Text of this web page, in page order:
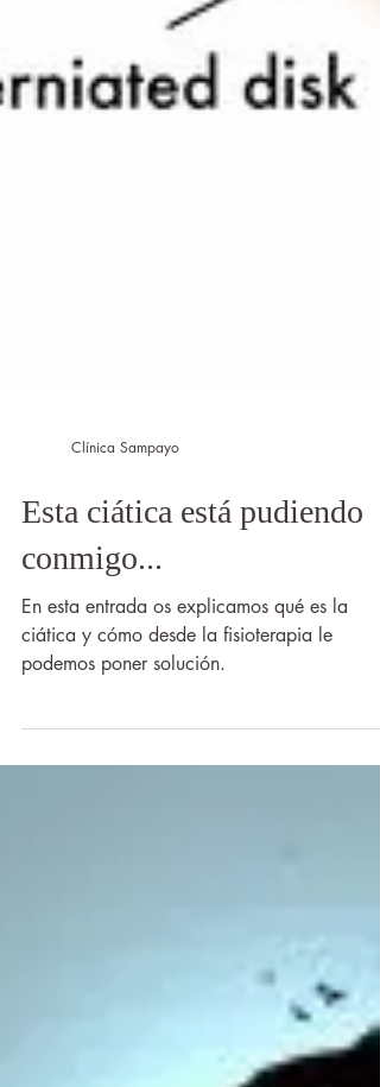
Clínica Sampayo
Esta ciática está pudiendo
conmigo...
En esta entrada os explicamos qué es la